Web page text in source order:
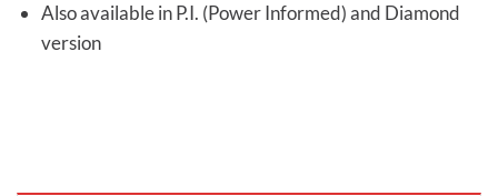
Also available in P.I. (Power Informed) and Diamond
version